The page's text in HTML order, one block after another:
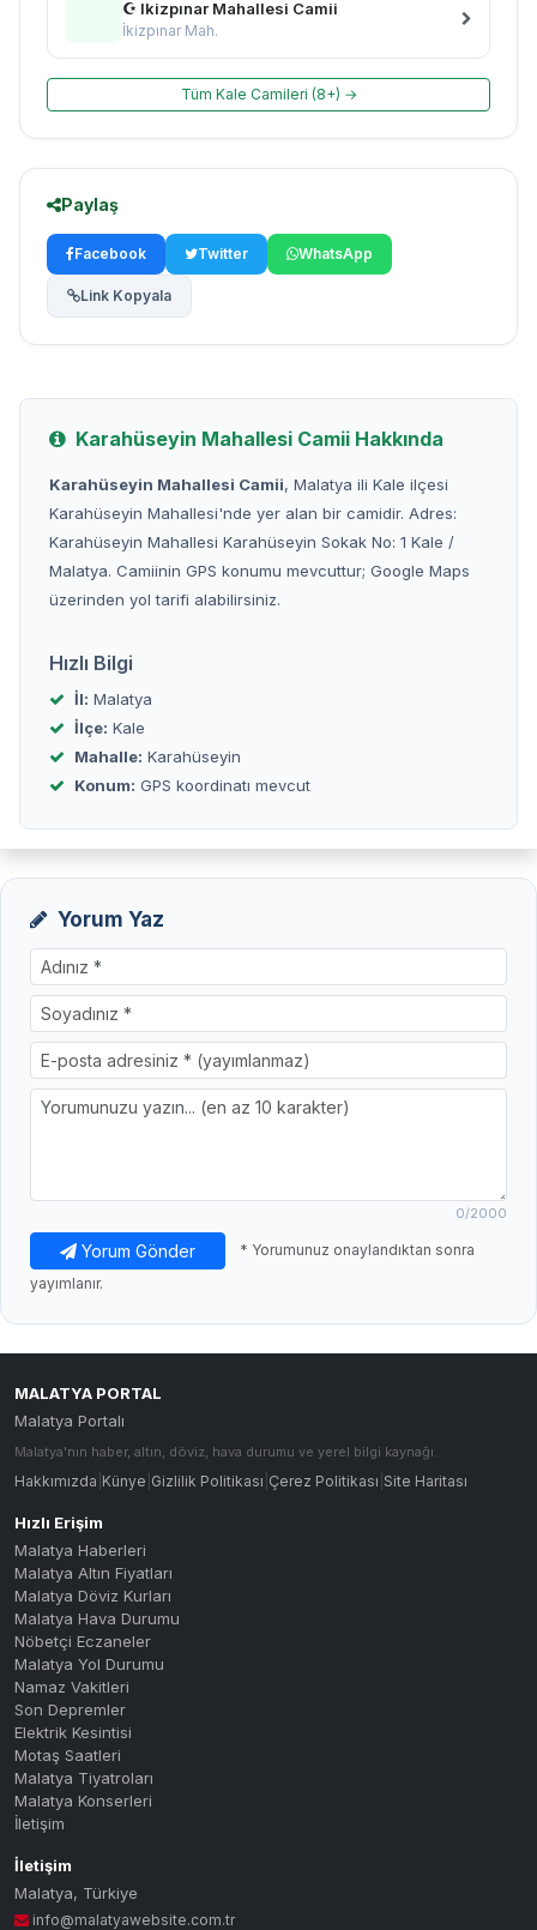
☪ Ikizpınar Mahallesi Camii
İkizpınar Mah.
Tüm Kale Camileri (8+) →
Paylaş
Facebook Twitter WhatsApp
Link Kopyala
Karahüseyin Mahallesi Camii Hakkında
Karahüseyin Mahallesi Camii, Malatya ili Kale ilçesi
Karahüseyin Mahallesi'nde yer alan bir camidir. Adres:
Karahüseyin Mahallesi Karahüseyin Sokak No: 1 Kale /
Malatya. Camiinin GPS konumu mevcuttur; Google Maps
üzerinden yol tarifi alabilirsiniz.
Hızlı Bilgi
İl: Malatya
İlçe: Kale
Mahalle: Karahüseyin
Konum: GPS koordinatı mevcut
Yorum Yaz
0/2000
Yorum Gönder
* Yorumunuz onaylandıktan sonra
yayımlanır.
MALATYA PORTAL
Malatya Portalı
Malatya'nın haber, altın, döviz, hava durumu ve yerel bilgi kaynağı.
Hakkımızda Künye Gizlilik Politikası Çerez Politikası Site Haritası
Hızlı Erişim
Malatya Haberleri
Malatya Altın Fiyatları
Malatya Döviz Kurları
Malatya Hava Durumu
Nöbetçi Eczaneler
Malatya Yol Durumu
Namaz Vakitleri
Son Depremler
Elektrik Kesintisi
Motaş Saatleri
Malatya Tiyatroları
Malatya Konserleri
İletişim
İletişim
Malatya, Türkiye
info@malatyawebsite.com.tr